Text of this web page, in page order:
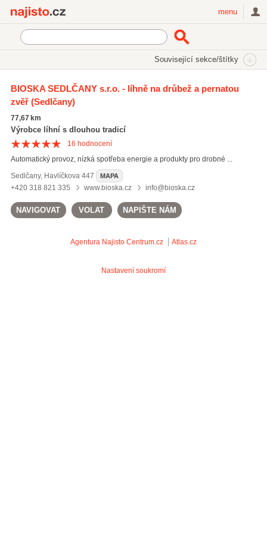
menu
Související sekce/štítky
Rodina a společnost
On-line prodej chovatelských potřeb
BIOSKA SEDLČANY s.r.o. - líhně na drůbež a pernatou
zvěř(Sedlčany)
77,67 km
Výrobce líhní s dlouhou tradicí
16 hodnocení
Automatický provoz, nízká spotřeba energie a produkty pro drobné ...
Sedlčany, Havlíčkova 447 MAPA
+420 318 821 335 www.bioska.cz info@bioska.cz
NAVIGOVAT VOLAT NAPIŠTE NÁM
Agentura Najisto Centrum.cz Atlas.cz
Nastavení soukromí